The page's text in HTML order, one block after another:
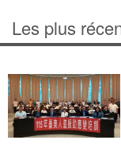
Les plus